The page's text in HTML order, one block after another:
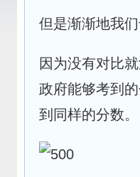
但是渐渐地我
因为没有对比
政府能够考到
到同样的分数。